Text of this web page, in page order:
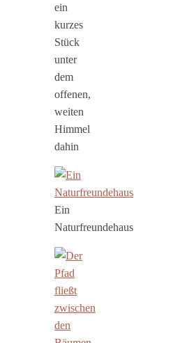
ein
kurzes
Stück
unter
dem
offenen,
weiten
Himmel
dahin
Ein
Naturfreundehaus